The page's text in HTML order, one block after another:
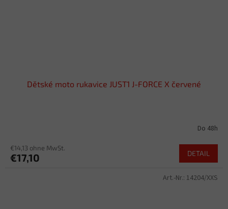
Dětské moto rukavice JUST1 J-FORCE X červené
Do 48h
€14,13 ohne MwSt.
€17,10 DETAIL
Art.-Nr.: 14204/XXS